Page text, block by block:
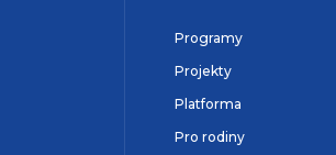
Programy
Projekty
Platforma
Pro rodiny